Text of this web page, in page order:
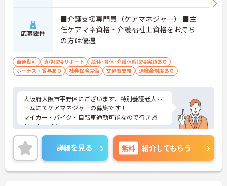
応募要件
■介護支援専門員（ケアマネジャー） ■主
任ケアマネ資格・介護福祉士資格をお持ち
の方は優遇
車通勤可 資格取得サポート
産休･育休･介護休暇取得実績あり
ボーナス・賞与あり
社会保険完備 交通費支給 退職金制度あり
大阪府大阪市平野区にございます、特別養護老人ホ
ームにてケアマネジャーの募集です！
マイカー・バイク・自転車通勤可能なので行き帰り
がスムーズ♪
育児休暇制度や、その他福利厚生も整っております
ので安心して就業していただけます★
ご興味のある方は、マイナビ介護職までお問い合わ
せください。
詳細を見る 無料 紹介してもらう